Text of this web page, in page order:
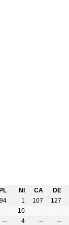
PL NI CA DE
94 1 107 127
-- 10 -- --
-- 4 -- --